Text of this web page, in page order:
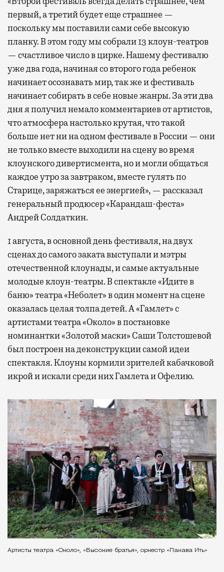
первый, а третий будет еще страшнее —
поскольку мы поставили сами себе высокую
планку. В этом году мы собрали 13 клоун-театров
— счастливое число в цирке. Нашему фестивалю
уже два года, начиная со второго года ребенок
начинает осознавать мир, так же и фестиваль
начинает собирать в себе новые жанры. За эти два
дня я получил немало комментариев от артистов,
что атмосфера настолько крутая, что такой
больше нет ни на одном фестивале в России — они
не только вместе выходили на сцену во время
клоунского дивертисмента, но и могли общаться
каждое утро за завтраком, вместе гулять по
Старице, заряжаться ее энергией», — рассказал
генеральный продюсер «Карандаш-феста»
Андрей Солдаткин.
1 августа, в основной день фестиваля, на двух
сценах до самого заката выступали и мэтры
отечественной клоунады, и самые актуальные
молодые клоун-театры. В спектакле «Идите в
баню» театра «Неболет» в один момент на сцене
оказалась целая толпа детей. А «Гамлет» с
артистами театра «Около» в постановке
номинантки «Золотой маски» Саши Толстошевой
был построен на деконструкции самой идеи
спектакля. Клоуны кормили зрителей кабачковой
икрой и искали среди них Гамлета и Офелию.
Артисты театра «Около», «Высокие братья», оркестр «Пакава Ить»